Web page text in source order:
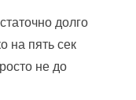
долго
на пять сек
не до